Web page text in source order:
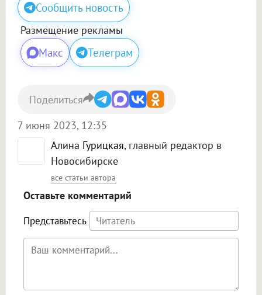
Сообщить новость
Размещение рекламы
Макс Телеграм
Алина Гурицкая, главный редактор в
Новосибирске
все статьи автора
7 июня 2023, 12:35
Поделиться
Оставьте комментарий
Представьтесь